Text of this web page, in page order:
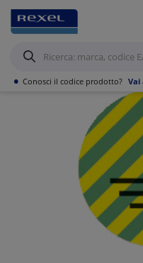
• Conosci il codice prodotto? Vai
Prodotti /Automazione industriale
Stampanti, Plotter e Consumabili